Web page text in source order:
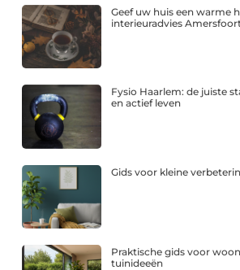
Geef uw huis een warme
interieuradvies
Fysio Haarlem: de juiste
en actief leven
Gids voor kleine
Praktische gids voor
tuinideeën